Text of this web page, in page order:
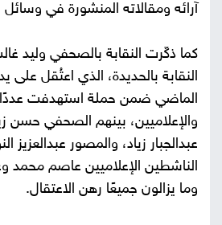
آرائه ومقالاته المنشورة في وسائل
كما ذكّرت النقابة بالصحفي وليد
النقابة بالحديدة، الذي اعتُقل على
الماضي ضمن حملة استهدفت
والإعلاميين، بينهم الصحفي حسن
عبدالجبار زياد، والمصور عبدالعزيز
الناشطين الإعلاميين عاصم محمد
وما يزالون جميعًا رهن الاعتقال.